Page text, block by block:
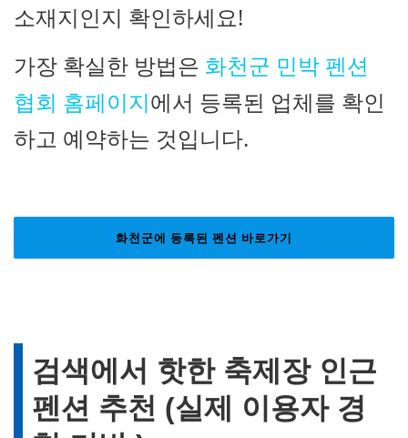
소재지인지 확인하세요!
가장 확실한 방법은 화천군 민박 펜션
협회 홈페이지에서 등록된 업체를 확인
하고 예약하는 것입니다.
화천군에 등록된 펜션 바로가기
검색에서 핫한 축제장 인근
펜션 추천 (실제 이용자 경